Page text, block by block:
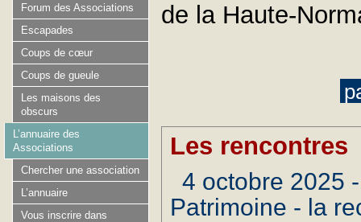
de la Haute-
Les rencontres
4 octobre 2025
Patrimoine - la
Forum des Associations
Escapades
Coups de cœur
Coups de gueule
Les maisons des
obscurs
L’annuaire des
Associations
Chercher une association
L’annuaire
Vous inscrire dans